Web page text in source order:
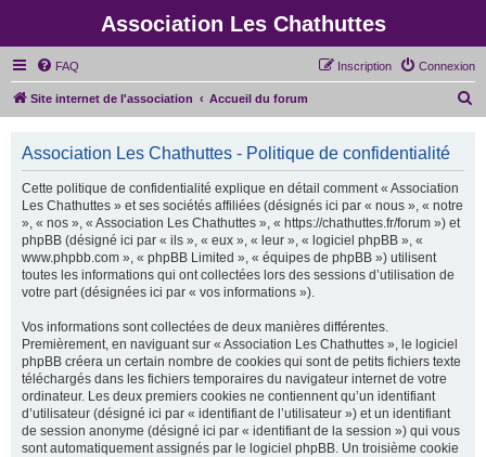
Association Les Chathuttes
FAQ Connexion
Inscription
Site internet de l'association Accueil du forum
Association Les Chathuttes - Politique de confidentialité
Cette politique de confidentialité explique en détail comment « Association
Les Chathuttes » et ses sociétés affiliées (désignés ici par « nous », « notre
», « nos », « Association Les Chathuttes », « https://chathuttes.fr/forum ») et
phpBB (désigné ici par « ils », « eux », « leur », « logiciel phpBB », «
www.phpbb.com », « phpBB Limited », « équipes de phpBB ») utilisent
toutes les informations qui ont collectées lors des sessions d’utilisation de
votre part (désignées ici par « vos informations »).
Vos informations sont collectées de deux manières différentes.
Premièrement, en naviguant sur « Association Les Chathuttes », le logiciel
phpBB créera un certain nombre de cookies qui sont de petits fichiers texte
téléchargés dans les fichiers temporaires du navigateur internet de votre
ordinateur. Les deux premiers cookies ne contiennent qu’un identifiant
d’utilisateur (désigné ici par « identifiant de l’utilisateur ») et un identifiant
de session anonyme (désigné ici par « identifiant de la session ») qui vous
sont automatiquement assignés par le logiciel phpBB. Un troisième cookie